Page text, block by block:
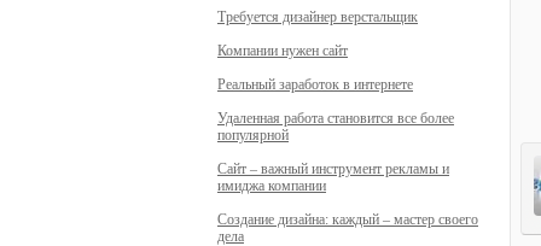
Требуется дизайнер верстальщик
Компании нужен сайт
Реальный заработок в интернете
Удаленная работа становится все более
популярной
Сайт – важный инструмент рекламы и
имиджа компании
Создание дизайна: каждый – мастер своего
дела